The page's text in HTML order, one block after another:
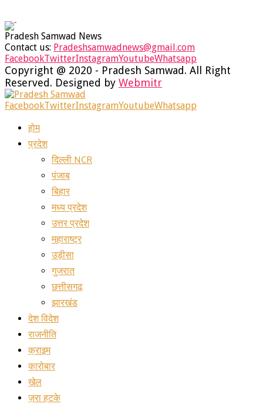
Pradesh Samwad News
Contact us: Pradeshsamwadnews@gmail.com
FacebookTwitterInstagramYoutubeWhatsapp
Copyright @ 2020 - Pradesh Samwad. All Right
Reserved. Designed by Webmitr
FacebookTwitterInstagramYoutubeWhatsapp
होम
प्रदेश
दिल्ली NCR
पंजाब
बिहार
मध्य प्रदेश
उत्तर प्रदेश
महाराष्ट्र
उड़ीसा
गुजरात
छत्तीसगढ़
झारखंड
देश विदेश
राजनीति
क्राइम
कारोबार
खेल
ज़रा हटके